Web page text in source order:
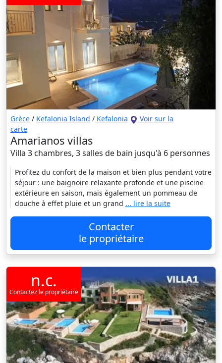
Grèce / Kefalonia Island / Kefalonia
Voir sur la
carte
Amarianos villas
Villa 3 chambres, 3 salles de bain jusqu'à 6 personnes
Profitez du confort de la maison et bien plus pendant votre
séjour : une baignoire relaxante profonde et une piscine
extérieure en saison, mais également un pommeau de
douche à effet pluie et un grand ... lire la suite
Contacter
le propriétaire
n.c.
Contactez le propriétaire